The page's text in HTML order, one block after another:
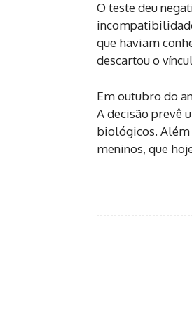
O teste deu
que haviam
descartou o
Em outubro do
A decisão prevê
biológicos. Além
meninos, que